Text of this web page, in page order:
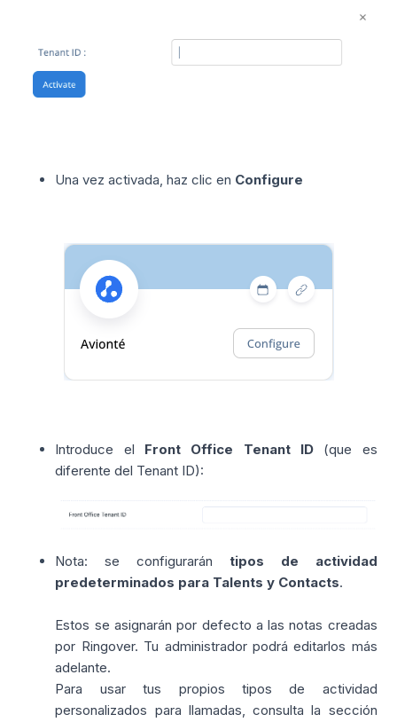
Una vez activada, haz clic en Configure
Introduce el Front Office Tenant ID (que es
diferente del Tenant ID):
Nota: se configurarán tipos de actividad
predeterminados para Talents y Contacts.
Estos se asignarán por defecto a las notas creadas
por Ringover. Tu administrador podrá editarlos más
adelante.
Para usar tus propios tipos de actividad
personalizados para llamadas, consulta la sección